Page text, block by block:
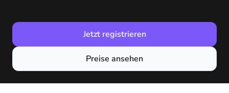
Jetzt registrieren
Preise ansehen